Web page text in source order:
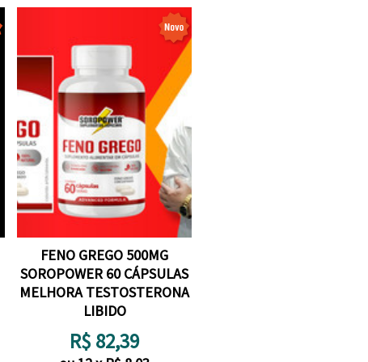
FENO GREGO 500MG
SOROPOWER 60 CÁPSULAS
MELHORA TESTOSTERONA
LIBIDO
R$ 82,39